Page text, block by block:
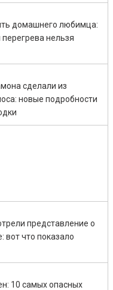
домашнего любимца:
нельзя
сделали из
новые подробности
представление о
вот что показало
10 самых опасных